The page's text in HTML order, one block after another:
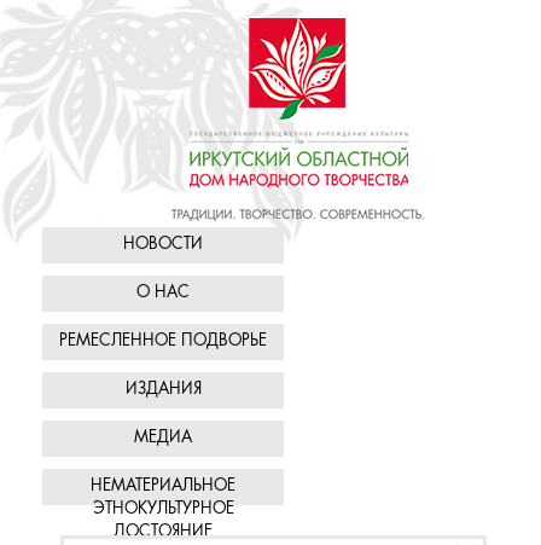
НОВОСТИ
О НАС
РЕМЕСЛЕННОЕ ПОДВОРЬЕ
ИЗДАНИЯ
МЕДИА
НЕМАТЕРИАЛЬНОЕ
ЭТНОКУЛЬТУРНОЕ
ДОСТОЯНИЕ